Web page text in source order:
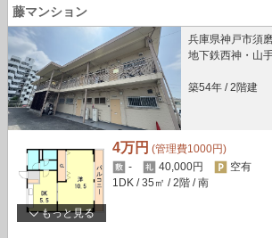
藤マンション
兵庫県神戸市須
地下鉄西神・山
築54年 / 2階建
もっと見る
4万円 (管理費1000円)
-
40,000円
空有
1DK / 35㎡ / 2階 / 南